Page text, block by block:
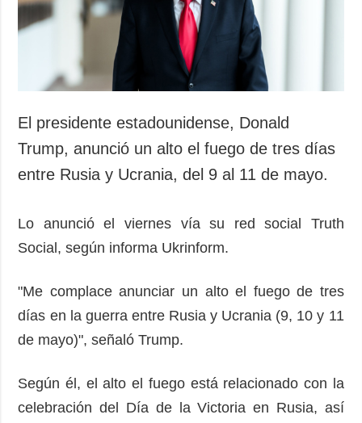
El presidente estadounidense, Donald
Trump, anunció un alto el fuego de tres días
entre Rusia y Ucrania, del 9 al 11 de mayo.
Lo anunció el viernes vía su red social Truth
Social, según informa Ukrinform.
"Me complace anunciar un alto el fuego de tres
días en la guerra entre Rusia y Ucrania (9, 10 y 11
de mayo)", señaló Trump.
Según él, el alto el fuego está relacionado con la
celebración del Día de la Victoria en Rusia, así